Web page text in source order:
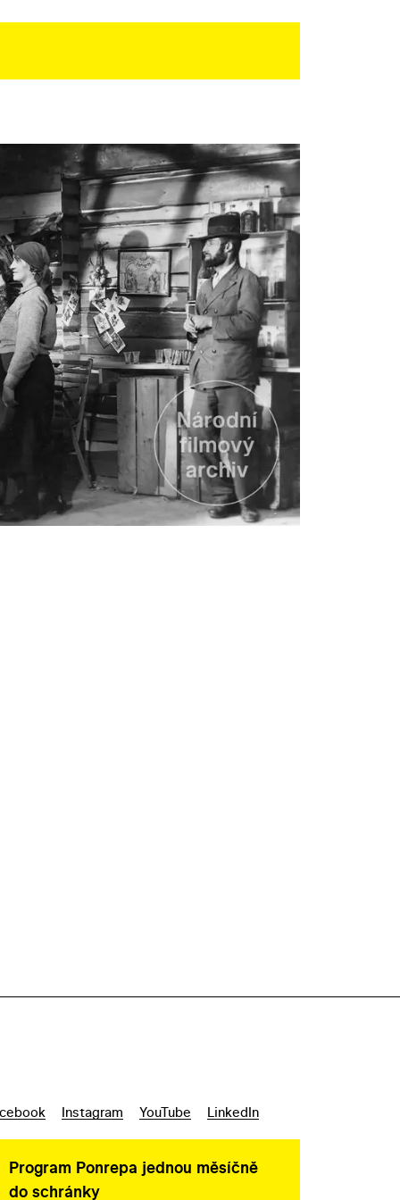
Instagram YouTube LinkedIn
Program Ponrepa jednou měsíčně
do schránky